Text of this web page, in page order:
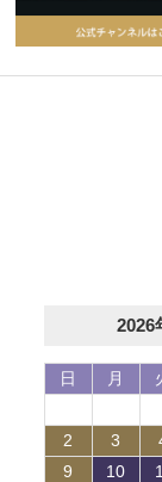
2026
日 月
2
3
9
10